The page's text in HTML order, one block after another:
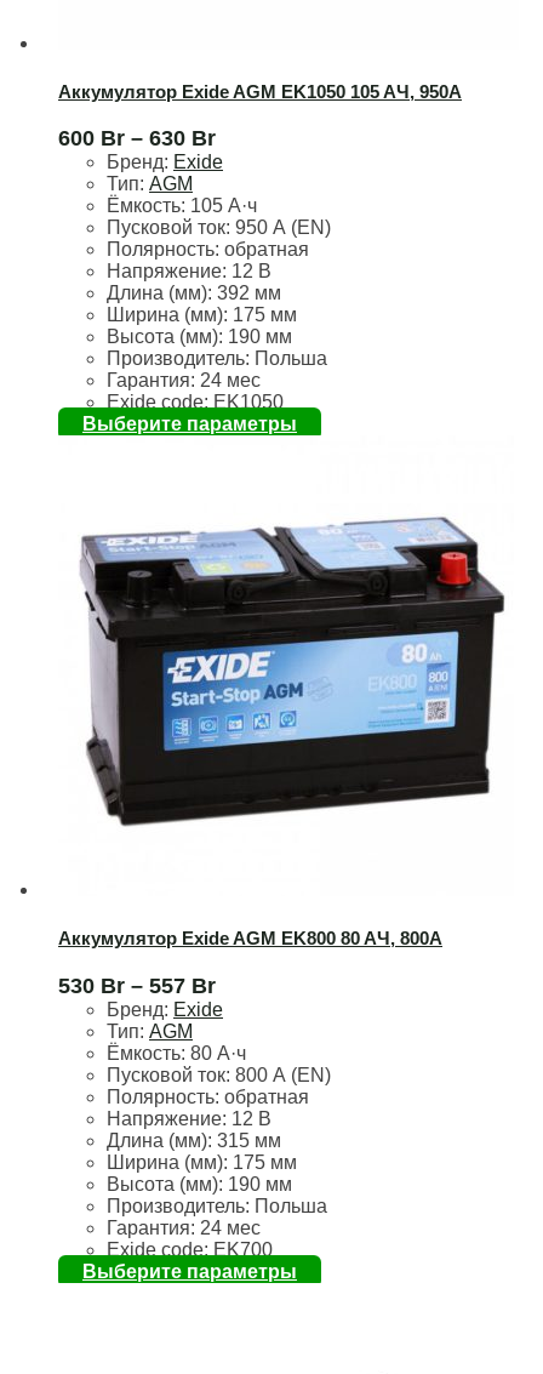
Аккумулятор Exide AGM EK1050 105 AЧ, 950А
600 Br – 630 Br
Бренд: Exide
Тип: AGM
Ёмкость: 105 А·ч
Пусковой ток: 950 А (EN)
Полярность: обратная
Напряжение: 12 В
Длина (мм): 392 мм
Ширина (мм): 175 мм
Высота (мм): 190 мм
Производитель: Польша
Гарантия: 24 мес
Exide code: EK1050
Выберите параметры
Аккумулятор Exide AGM EK800 80 AЧ, 800А
530 Br – 557 Br
Бренд: Exide
Тип: AGM
Ёмкость: 80 А·ч
Пусковой ток: 800 А (EN)
Полярность: обратная
Напряжение: 12 В
Длина (мм): 315 мм
Ширина (мм): 175 мм
Высота (мм): 190 мм
Производитель: Польша
Гарантия: 24 мес
Exide code: EK700
Выберите параметры